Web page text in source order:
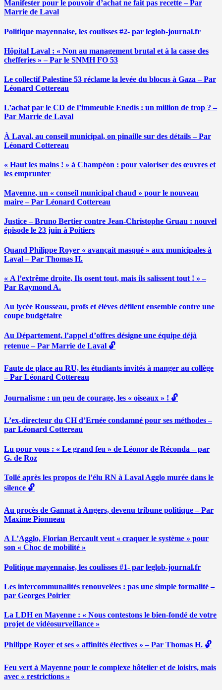
Manifester pour le pouvoir d’achat ne fait pas recette – Par
Marrie de Laval
Politique mayennaise, les coulisses #2- par leglob-journal.fr
Hôpital Laval : « Non au management brutal et à la casse des
chefferies » – Par le SNMH FO 53
Le collectif Palestine 53 réclame la levée du blocus à Gaza – Par
Léonard Cottereau
L’achat par le CD de l’immeuble Enedis : un million de trop ? –
Par Marrie de Laval
À Laval, au conseil municipal, on pinaille sur des détails – Par
Léonard Cottereau
« Haut les mains ! » à Champéon : pour valoriser des œuvres et
les emprunter
Mayenne, un « conseil municipal chaud » pour le nouveau
maire – Par Léonard Cottereau
Justice – Bruno Bertier contre Jean-Christophe Gruau : nouvel
épisode le 23 juin à Poitiers
Quand Philippe Royer « avançait masqué » aux municipales à
Laval – Par Thomas H.
« A l’extrême droite, Ils osent tout, mais ils salissent tout ! » –
Par Raymond A.
Au lycée Rousseau, profs et élèves défilent ensemble contre une
coupe budgétaire
Au Département, l’appel d’offres désigne une équipe déjà
retenue – Par Marrie de Laval 🔓
Faute de place au RU, les étudiants invités à manger au collège
– Par Léonard Cottereau
Journalisme : un peu de courage, les « oiseaux » ! 🔓
L’ex-directeur du CH d’Ernée condamné pour ses méthodes –
par Léonard Cottereau
Lu pour vous : « Le grand feu » de Léonor de Réconda – par
G. de Roz
Tollé après les propos de l’élu RN à Laval Agglo murée dans le
silence 🔓
Au procès de Gannat à Angers, devenu tribune politique – Par
Maxime Pionneau
A L’Agglo, Florian Bercault veut « craquer le système » pour
son « Choc de mobilité »
Politique mayennaise, les coulisses #1- par leglob-journal.fr
Les intercommunalités renouvelées : pas une simple formalité –
par Georges Poirier
La LDH en Mayenne : « Nous contestons le bien-fondé de votre
projet de vidéosurveillance »
Philippe Royer et ses « affinités électives » – Par Thomas H. 🔓
Feu vert à Mayenne pour le complexe hôtelier et de loisirs, mais
avec « restrictions »